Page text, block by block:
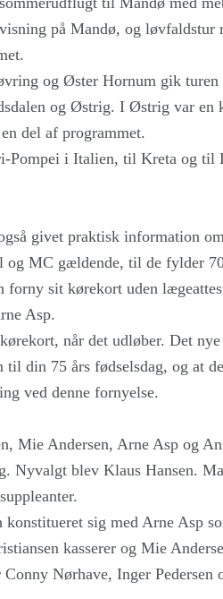
på Mandø, og løvfaldstur
og Øster Hornum gik turen
og Østrig. I Østrig var en
del af programmet.
Pompei i Italien, til Kreta og til
givet praktisk information
MC gældende, til de fylder
forny sit kørekort uden
Asp.
når det udløber. Det nye
din 75 års fødselsdag, og at
ved denne fornyelse.
Mie Andersen, Arne Asp og
Nyvalgt blev Klaus Hansen.
konstitueret sig med Arne Asp
kasserer og Mie
Nørhave, Inger Pedersen